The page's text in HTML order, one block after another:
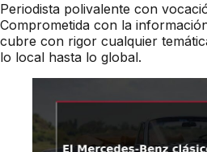
Periodista polivalente con
Comprometida con la
cubre con rigor cualquier
lo local hasta lo global.